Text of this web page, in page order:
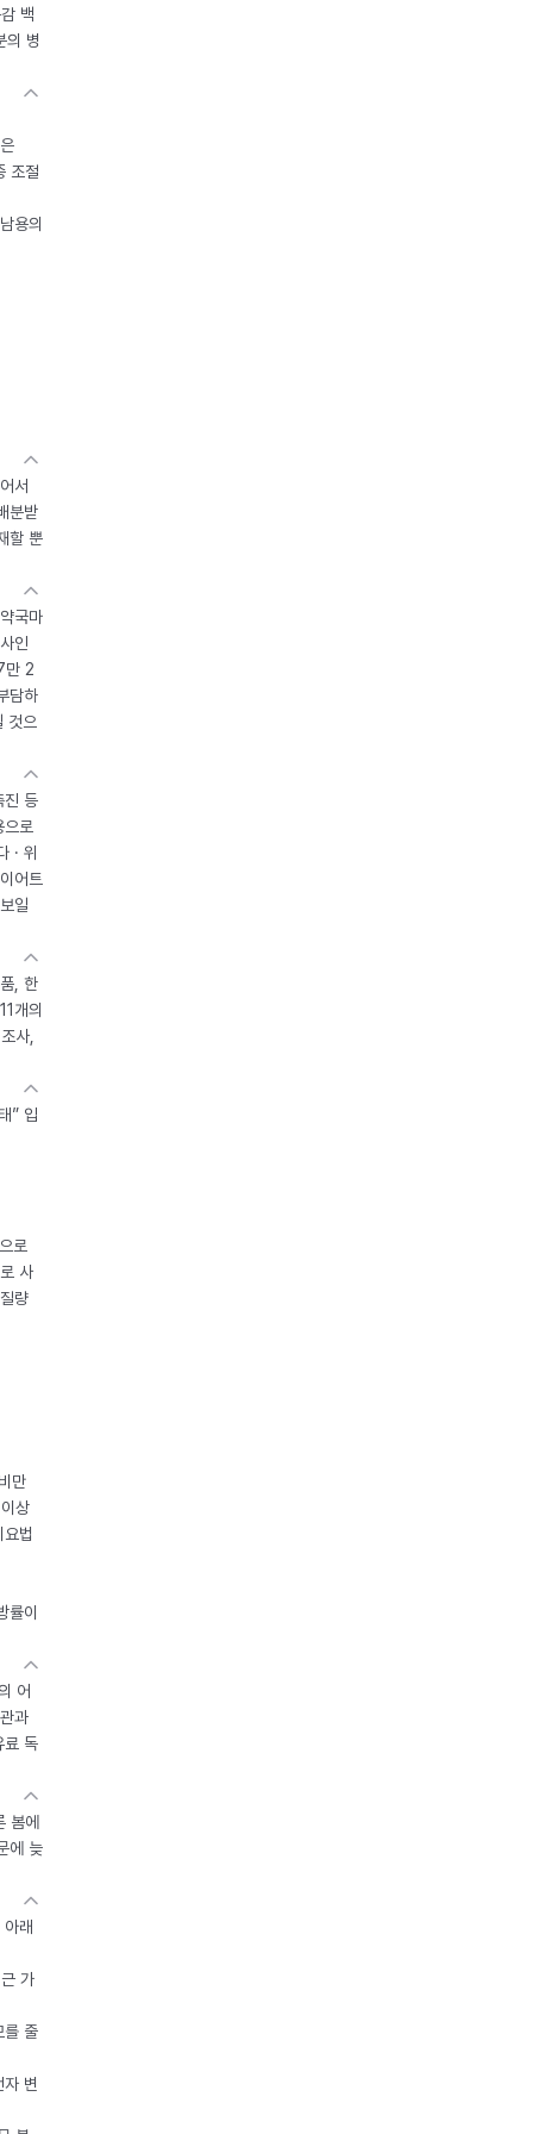
백
의 병
조절
용의
서
분받
할 뿐
국마
인
만 2
담하
것으
진 등
로
· 위
어트
일
, 한
개의
사,
” 입
로
사
량
만
상
법
률이
어
과
료 독
봄에
에 늦
래
가
를 줄
변